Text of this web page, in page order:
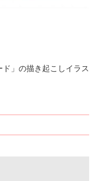
ド」の描き起こしイラス